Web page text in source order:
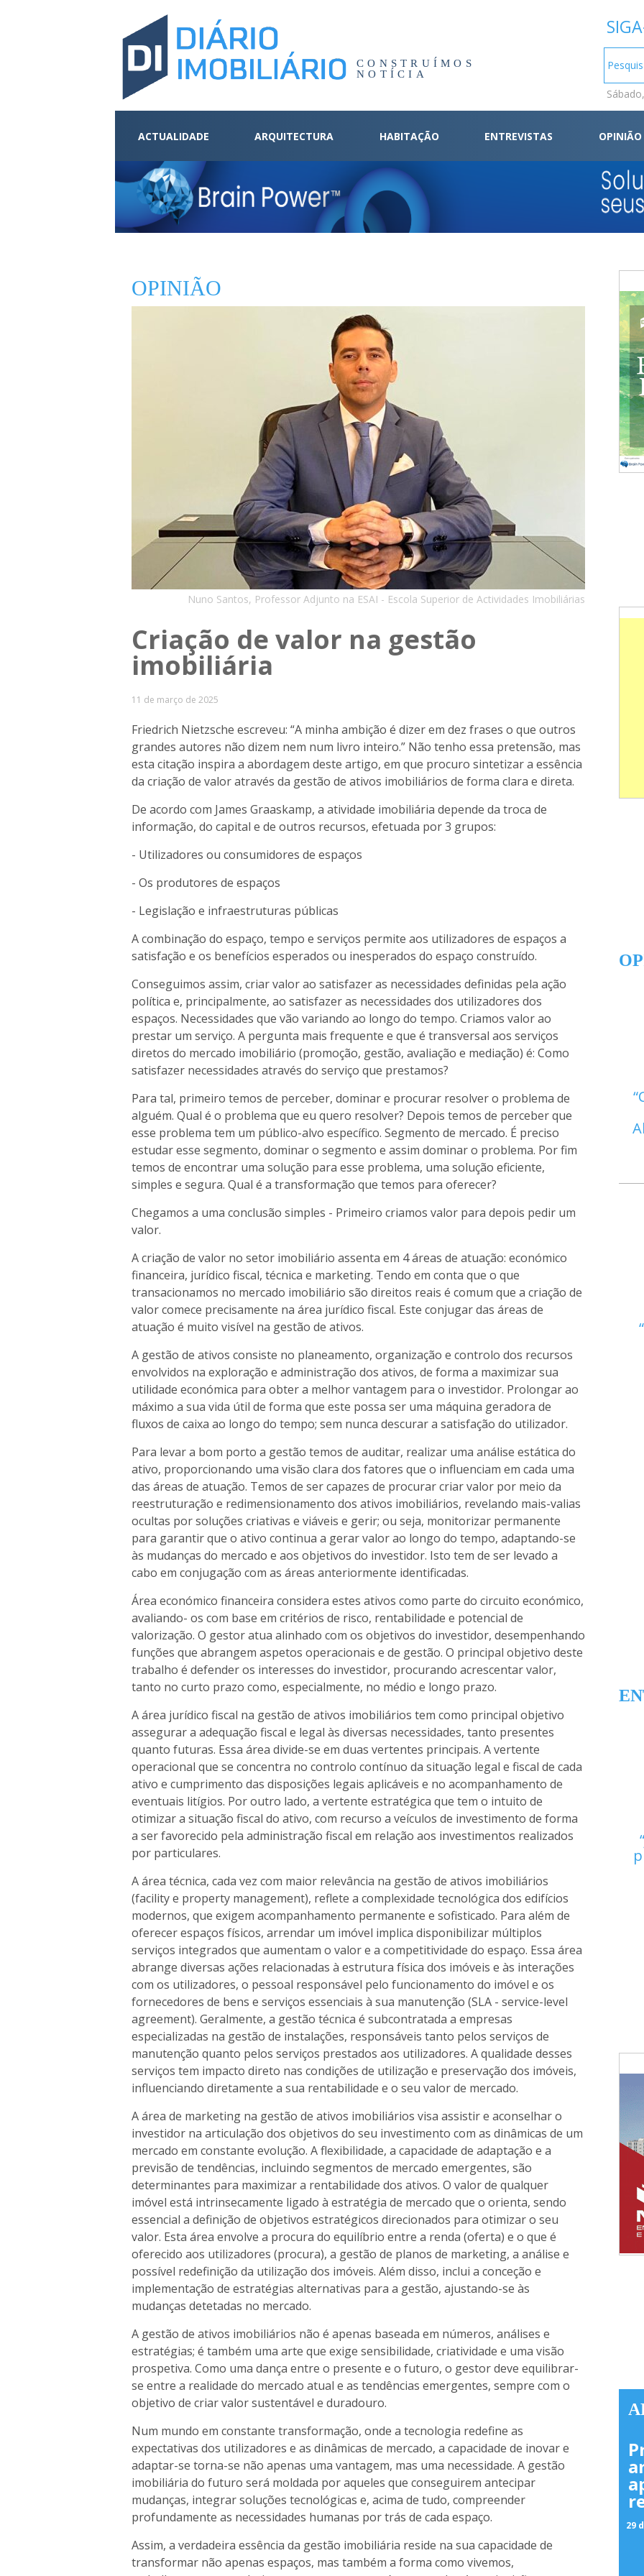
CONSTRUÍMOS
NOTÍCIA
ACTUALIDADE ARQUITECTURA HABITAÇÃO ENTREVISTAS OPINIÃO
OPINIÃO
Nuno Santos, Professor Adjunto na ESAI - Escola Superior de Actividades Imobiliárias
Criação de valor na gestão
imobiliária
11 de março de 2025
Friedrich Nietzsche escreveu: “A minha ambição é dizer em dez frases o que outros
grandes autores não dizem nem num livro inteiro.” Não tenho essa pretensão, mas
esta citação inspira a abordagem deste artigo, em que procuro sintetizar a essência
da criação de valor através da gestão de ativos imobiliários de forma clara e direta.
De acordo com James Graaskamp, a atividade imobiliária depende da troca de
informação, do capital e de outros recursos, efetuada por 3 grupos:
- Utilizadores ou consumidores de espaços
- Os produtores de espaços
- Legislação e infraestruturas públicas
A combinação do espaço, tempo e serviços permite aos utilizadores de espaços a
satisfação e os benefícios esperados ou inesperados do espaço construído.
Conseguimos assim, criar valor ao satisfazer as necessidades definidas pela ação
política e, principalmente, ao satisfazer as necessidades dos utilizadores dos
espaços. Necessidades que vão variando ao longo do tempo. Criamos valor ao
prestar um serviço. A pergunta mais frequente e que é transversal aos serviços
diretos do mercado imobiliário (promoção, gestão, avaliação e mediação) é: Como
satisfazer necessidades através do serviço que prestamos?
Para tal, primeiro temos de perceber, dominar e procurar resolver o problema de
alguém. Qual é o problema que eu quero resolver? Depois temos de perceber que
esse problema tem um público-alvo específico. Segmento de mercado. É preciso
estudar esse segmento, dominar o segmento e assim dominar o problema. Por fim
temos de encontrar uma solução para esse problema, uma solução eficiente,
simples e segura. Qual é a transformação que temos para oferecer?
Chegamos a uma conclusão simples - Primeiro criamos valor para depois pedir um
valor.
A criação de valor no setor imobiliário assenta em 4 áreas de atuação: económico
financeira, jurídico fiscal, técnica e marketing. Tendo em conta que o que
transacionamos no mercado imobiliário são direitos reais é comum que a criação de
valor comece precisamente na área jurídico fiscal. Este conjugar das áreas de
atuação é muito visível na gestão de ativos.
A gestão de ativos consiste no planeamento, organização e controlo dos recursos
envolvidos na exploração e administração dos ativos, de forma a maximizar sua
utilidade económica para obter a melhor vantagem para o investidor. Prolongar ao
máximo a sua vida útil de forma que este possa ser uma máquina geradora de
fluxos de caixa ao longo do tempo; sem nunca descurar a satisfação do utilizador.
Para levar a bom porto a gestão temos de auditar, realizar uma análise estática do
ativo, proporcionando uma visão clara dos fatores que o influenciam em cada uma
das áreas de atuação. Temos de ser capazes de procurar criar valor por meio da
reestruturação e redimensionamento dos ativos imobiliários, revelando mais-valias
ocultas por soluções criativas e viáveis e gerir; ou seja, monitorizar permanente
para garantir que o ativo continua a gerar valor ao longo do tempo, adaptando-se
às mudanças do mercado e aos objetivos do investidor. Isto tem de ser levado a
cabo em conjugação com as áreas anteriormente identificadas.
Área económico financeira considera estes ativos como parte do circuito económico,
avaliando- os com base em critérios de risco, rentabilidade e potencial de
valorização. O gestor atua alinhado com os objetivos do investidor, desempenhando
funções que abrangem aspetos operacionais e de gestão. O principal objetivo deste
trabalho é defender os interesses do investidor, procurando acrescentar valor,
tanto no curto prazo como, especialmente, no médio e longo prazo.
A área jurídico fiscal na gestão de ativos imobiliários tem como principal objetivo
assegurar a adequação fiscal e legal às diversas necessidades, tanto presentes
quanto futuras. Essa área divide-se em duas vertentes principais. A vertente
operacional que se concentra no controlo contínuo da situação legal e fiscal de cada
ativo e cumprimento das disposições legais aplicáveis e no acompanhamento de
eventuais litígios. Por outro lado, a vertente estratégica que tem o intuito de
otimizar a situação fiscal do ativo, com recurso a veículos de investimento de forma
a ser favorecido pela administração fiscal em relação aos investimentos realizados
por particulares.
A área técnica, cada vez com maior relevância na gestão de ativos imobiliários
(facility e property management), reflete a complexidade tecnológica dos edifícios
modernos, que exigem acompanhamento permanente e sofisticado. Para além de
oferecer espaços físicos, arrendar um imóvel implica disponibilizar múltiplos
serviços integrados que aumentam o valor e a competitividade do espaço. Essa área
abrange diversas ações relacionadas à estrutura física dos imóveis e às interações
com os utilizadores, o pessoal responsável pelo funcionamento do imóvel e os
fornecedores de bens e serviços essenciais à sua manutenção (SLA - service-level
agreement). Geralmente, a gestão técnica é subcontratada a empresas
especializadas na gestão de instalações, responsáveis tanto pelos serviços de
manutenção quanto pelos serviços prestados aos utilizadores. A qualidade desses
serviços tem impacto direto nas condições de utilização e preservação dos imóveis,
influenciando diretamente a sua rentabilidade e o seu valor de mercado.
A área de marketing na gestão de ativos imobiliários visa assistir e aconselhar o
investidor na articulação dos objetivos do seu investimento com as dinâmicas de um
mercado em constante evolução. A flexibilidade, a capacidade de adaptação e a
previsão de tendências, incluindo segmentos de mercado emergentes, são
determinantes para maximizar a rentabilidade dos ativos. O valor de qualquer
imóvel está intrinsecamente ligado à estratégia de mercado que o orienta, sendo
essencial a definição de objetivos estratégicos direcionados para otimizar o seu
valor. Esta área envolve a procura do equilíbrio entre a renda (oferta) e o que é
oferecido aos utilizadores (procura), a gestão de planos de marketing, a análise e
possível redefinição da utilização dos imóveis. Além disso, inclui a conceção e
implementação de estratégias alternativas para a gestão, ajustando-se às
mudanças detetadas no mercado.
A gestão de ativos imobiliários não é apenas baseada em números, análises e
estratégias; é também uma arte que exige sensibilidade, criatividade e uma visão
prospetiva. Como uma dança entre o presente e o futuro, o gestor deve equilibrar-
se entre a realidade do mercado atual e as tendências emergentes, sempre com o
objetivo de criar valor sustentável e duradouro.
Num mundo em constante transformação, onde a tecnologia redefine as
expectativas dos utilizadores e as dinâmicas de mercado, a capacidade de inovar e
adaptar-se torna-se não apenas uma vantagem, mas uma necessidade. A gestão
imobiliária do futuro será moldada por aqueles que conseguirem antecipar
mudanças, integrar soluções tecnológicas e, acima de tudo, compreender
profundamente as necessidades humanas por trás de cada espaço.
Assim, a verdadeira essência da gestão imobiliária reside na sua capacidade de
transformar não apenas espaços, mas também a forma como vivemos,
29